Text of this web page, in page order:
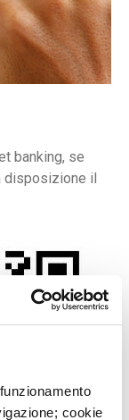
cookie
banking, se
disposizione il